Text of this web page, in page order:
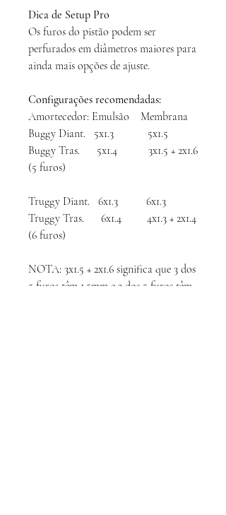
Dica de Setup Pro
Os furos do pistão podem ser
perfurados em diâmetros maiores para
ainda mais opções de ajuste.
Configurações recomendadas:
Amortecedor: Emulsão Membrana
Buggy Diant. 5x1.3 5x1.5
Buggy Tras. 5x1.4 3x1.5 + 2x1.6
(5 furos)
Truggy Diant. 6x1.3 6x1.3
Truggy Tras. 6x1.4 4x1.3 + 2x1.4
(6 furos)
NOTA: 3x1.5 + 2x1.6 significa que 3 dos
5 furos têm 1.5mm e 2 dos 5 furos têm